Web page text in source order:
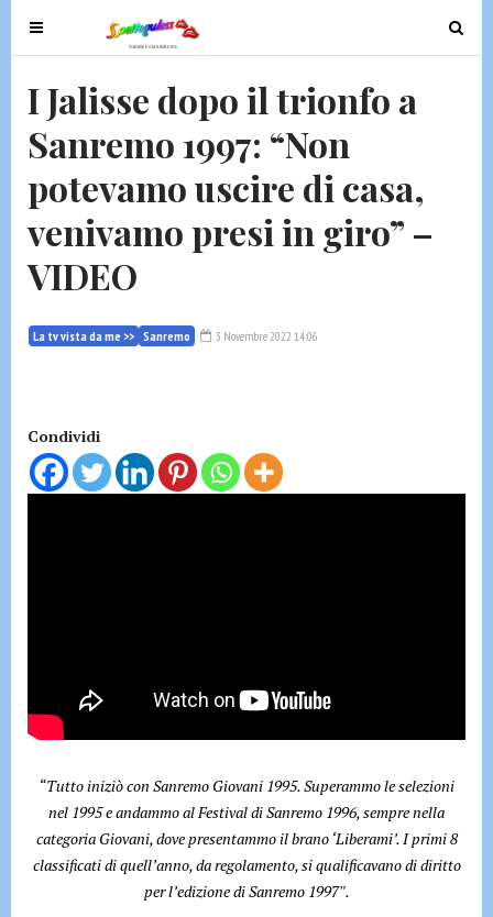
T
o
l
e
n
a
v
i
g
t
T
o
I Jalisse dopo il trionfo a
Sanremo 1997: “Non
potevamo uscire di casa,
venivamo presi in giro” –
VIDEO
La tv vista da me >> Sanremo 3 Novembre 2022 14:06
Condividi
“Tutto iniziò con Sanremo Giovani 1995. Superammo le selezioni
nel 1995 e andammo al Festival di Sanremo 1996, sempre nella
categoria Giovani, dove presentammo il brano ‘Liberami’. I primi 8
classificati di quell’anno, da regolamento, si qualificavano di diritto
per l’edizione di Sanremo 1997″.